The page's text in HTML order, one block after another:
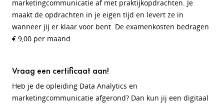
marketingcommunicatie af met praktijkopdrachten. Je
maakt de opdrachten in je eigen tijd en levert ze in
wanneer jij er klaar voor bent. De examenkosten bedragen
€ 9,00 per maand.
Vraag een certificaat aan!
Heb je de opleiding Data Analytics en
marketingcommunicatie afgerond? Dan kun jij een digitaal